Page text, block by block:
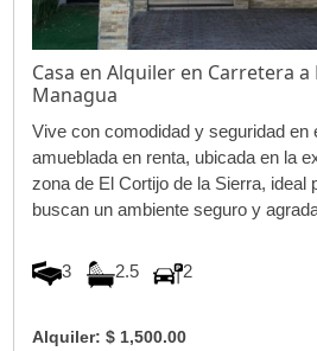
Casa en Alquiler en Carretera
Managua
Vive con comodidad y seguridad en
amueblada en renta, ubicada en la
zona de El Cortijo de la Sierra, ideal
buscan un ambiente seguro y
3 2.5 2
Alquiler: $ 1,500.00